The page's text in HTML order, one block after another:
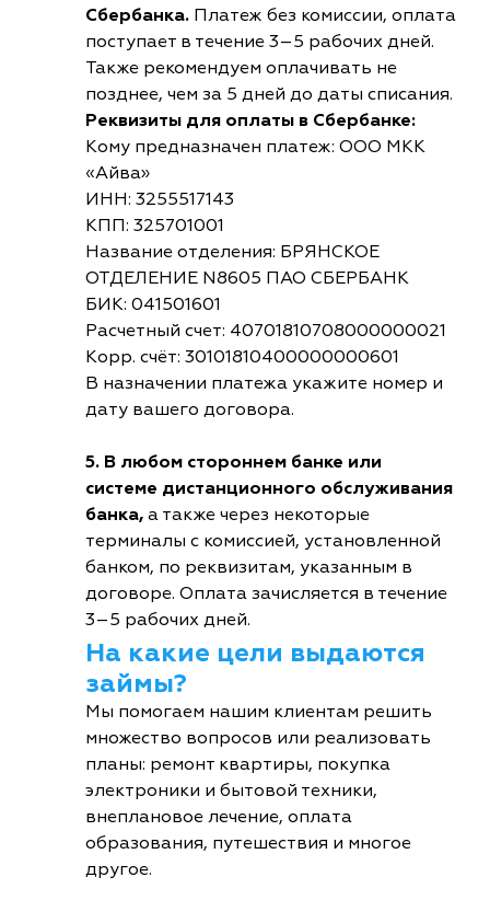
Сбербанка. Платеж без комиссии, оплата
поступает в течение 3–5 рабочих дней.
Также рекомендуем оплачивать не
позднее, чем за 5 дней до даты списания.
Реквизиты для оплаты в Сбербанке:
Кому предназначен платеж: ООО МКК
«Айва»
ИНН: 3255517143
КПП: 325701001
Название отделения: БРЯНСКОЕ
ОТДЕЛЕНИЕ N8605 ПАО СБЕРБАНК
БИК: 041501601
Расчетный счет: 40701810708000000021
Корр. счёт: 30101810400000000601
В назначении платежа укажите номер и
дату вашего договора.
5. В любом стороннем банке или
системе дистанционного обслуживания
банка, а также через некоторые
терминалы с комиссией, установленной
банком, по реквизитам, указанным в
договоре. Оплата зачисляется в течение
3–5 рабочих дней.
На какие цели выдаются
займы?
Мы помогаем нашим клиентам решить
множество вопросов или реализовать
планы: ремонт квартиры, покупка
электроники и бытовой техники,
внеплановое лечение, оплата
образования, путешествия и многое
другое.